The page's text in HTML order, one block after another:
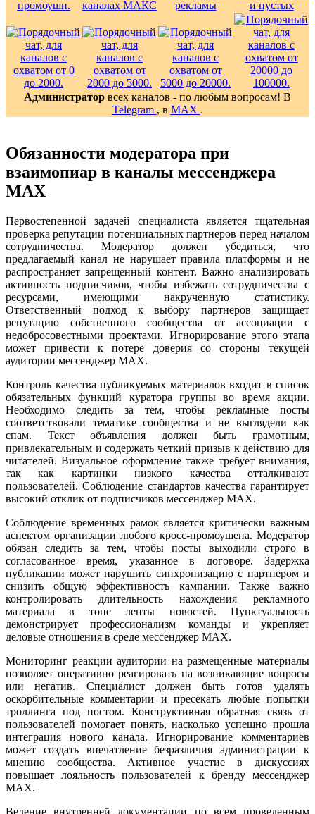
Администратор всех каналов - по любым вопросам! В
Telegram , в MAX .
Обязанности модератора при
взаимопиар в каналы мессенджера
MAX
Первостепенной задачей специалиста является тщательная
проверка репутации потенциальных партнеров перед началом
сотрудничества. Модератор должен убедиться, что
предлагаемый канал не нарушает правила платформы и не
распространяет запрещенный контент. Важно анализировать
активность подписчиков, чтобы избежать сотрудничества с
ресурсами, имеющими накрученную статистику.
Ответственный подход к выбору партнеров защищает
репутацию собственного сообщества от ассоциации с
недобросовестными проектами. Игнорирование этого этапа
может привести к потере доверия со стороны текущей
аудитории мессенджер MAX.
Контроль качества публикуемых материалов входит в список
обязательных функций куратора группы во время акции.
Необходимо следить за тем, чтобы рекламные посты
соответствовали тематике сообщества и не выглядели как
спам. Текст объявления должен быть грамотным,
привлекательным и содержать четкий призыв к действию для
читателей. Визуальное оформление также требует внимания,
так как картинки низкого качества отталкивают
пользователей. Соблюдение стандартов качества гарантирует
высокий отклик от подписчиков мессенджер MAX.
Соблюдение временных рамок является критически важным
аспектом организации любого кросс-промоушена. Модератор
обязан следить за тем, чтобы посты выходили строго в
согласованное время, указанное в договоре. Задержка
публикации может нарушить синхронизацию с партнером и
снизить общую эффективность кампании. Также важно
контролировать длительность нахождения рекламного
материала в топе ленты новостей. Пунктуальность
демонстрирует профессионализм команды и укрепляет
деловые отношения в среде мессенджер MAX.
Мониторинг реакции аудитории на размещенные материалы
позволяет оперативно реагировать на возникающие вопросы
или негатив. Специалист должен быть готов удалять
оскорбительные комментарии и пресекать любые попытки
троллинга под постом. Конструктивная обратная связь от
пользователей помогает понять, насколько успешно прошла
интеграция нового канала. Игнорирование комментариев
может создать впечатление безразличия администрации к
мнению сообщества. Активное участие в дискуссиях
повышает лояльность пользователей к бренду мессенджер
MAX.
Ведение внутренней документации по всем проведенным